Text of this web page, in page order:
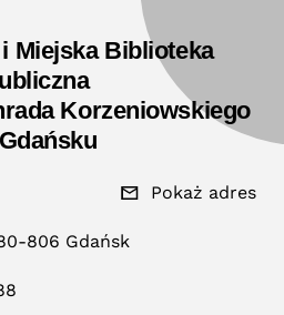
Miejska Biblioteka
Korzeniowskiego
Pokaż adres
806 Gdańsk